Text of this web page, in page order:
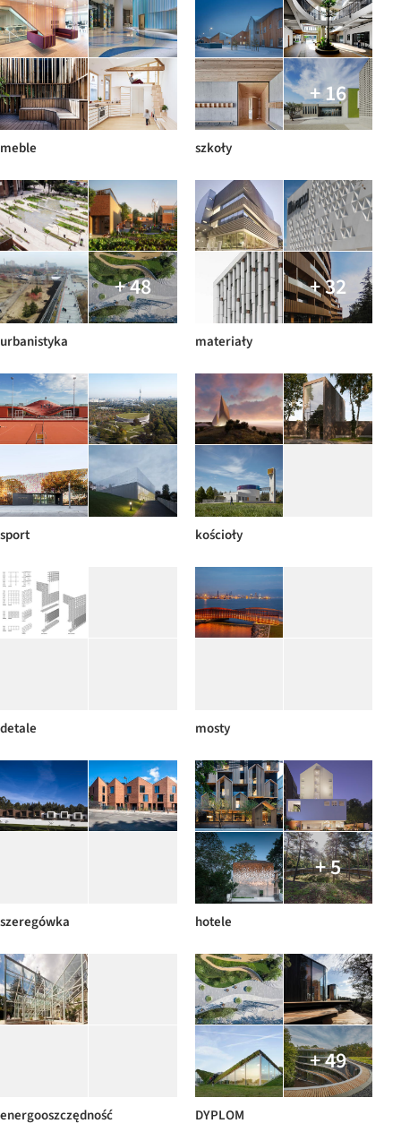
meble
+ 16
szkoły
+ 48
urbanistyka
+ 32
materiały
sport kościoły
detale mosty
szeregówka
+ 5
hotele
energooszczędność
+ 49
DYPLOM